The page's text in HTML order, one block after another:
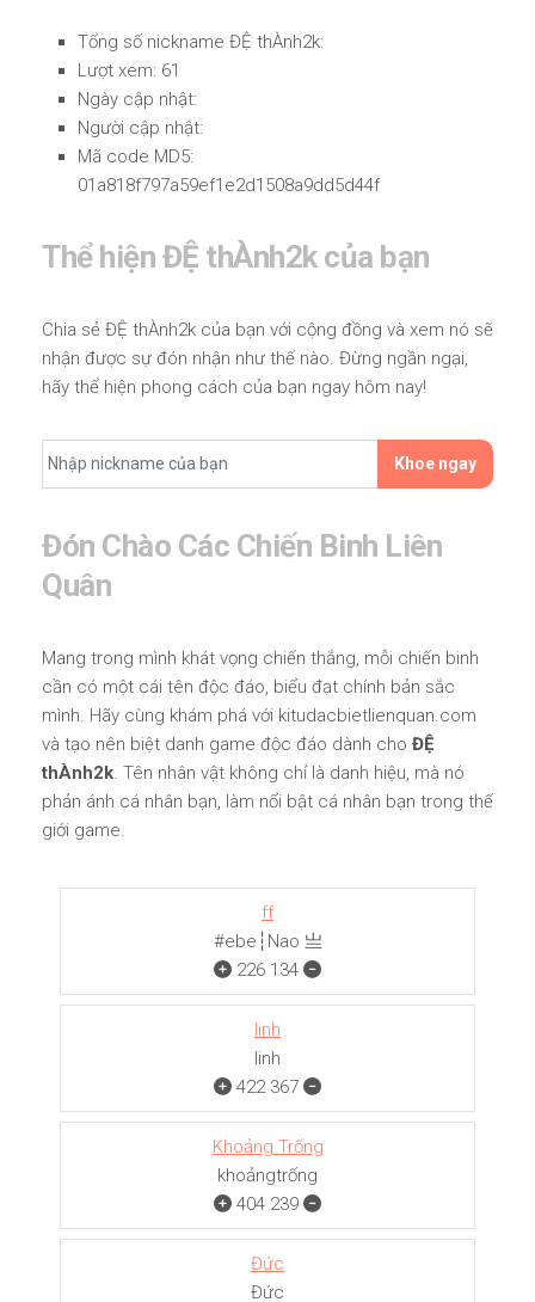
Tổng số nickname ĐỆ thÀnh2k:
Lượt xem: 61
Ngày cập nhật:
Người cập nhật:
Mã code MD5:
01a818f797a59ef1e2d1508a9dd5d44f
Thể hiện ĐỆ thÀnh2k của bạn
Chia sẻ ĐỆ thÀnh2k của bạn với cộng đồng và xem nó sẽ
nhận được sự đón nhận như thế nào. Đừng ngần ngại,
hãy thể hiện phong cách của bạn ngay hôm nay!
Khoe ngay
Đón Chào Các Chiến Binh Liên
Quân
Mang trong mình khát vọng chiến thắng, mỗi chiến binh
cần có một cái tên độc đáo, biểu đạt chính bản sắc
mình. Hãy cùng khám phá với kitudacbietlienquan.com
và tạo nên biệt danh game độc đáo dành cho ĐỆ
thÀnh2k. Tên nhân vật không chỉ là danh hiệu, mà nó
phản ánh cá nhân bạn, làm nổi bật cá nhân bạn trong thế
giới game.
ff
#ebe┆Nao 亗
226 134
linh
linh
422 367
Khoảng Trống
khoảngㅤㅤㅤtrống
404 239
Đức
Đức